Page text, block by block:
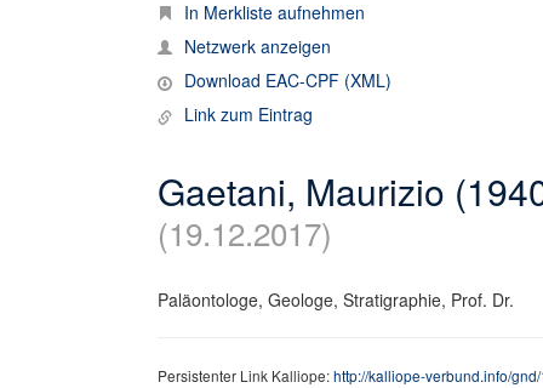
In Merkliste aufnehmen
Netzwerk anzeigen
Download EAC-CPF (XML)
Link zum Eintrag
Gaetani, Maurizio
(19.12.2017)
Paläontologe, Geologe, Stratigraphie, Prof. Dr.
Persistenter Link Kalliope:http://kalliope-verbund.info/